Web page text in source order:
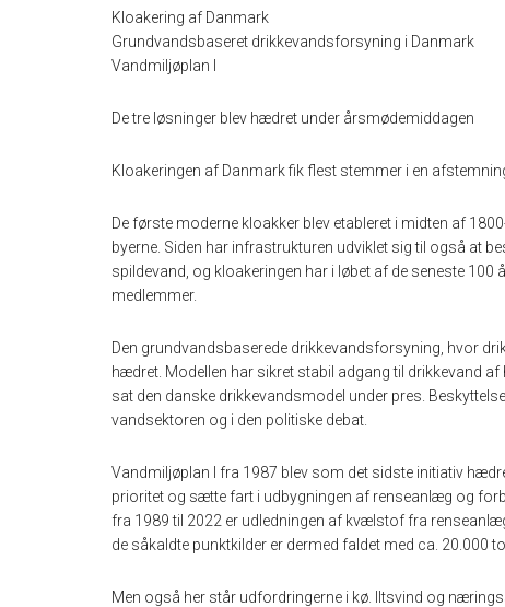
Kloakering af Danmark
Grundvandsbaseret drikkevandsforsyning i Danmark
Vandmiljøplan I
De tre løsninger blev hædret under årsmødemiddagen
Kloakeringen af Danmark fik flest stemmer i en
De første moderne kloakker blev etableret i midten af
byerne. Siden har infrastrukturen udviklet sig til også at
spildevand, og kloakeringen har i løbet af de seneste
medlemmer.
Den grundvandsbaserede drikkevandsforsyning, hvor
hædret. Modellen har sikret stabil adgang til drikkevand
sat den danske drikkevandsmodel under pres.
vandsektoren og i den politiske debat.
Vandmiljøplan I fra 1987 blev som det sidste initiativ
prioritet og sætte fart i udbygningen af renseanlæg og
fra 1989 til 2022 er udledningen af kvælstof fra
de såkaldte punktkilder er dermed faldet med ca. 20.000
Men også her står udfordringerne i kø. Iltsvind og